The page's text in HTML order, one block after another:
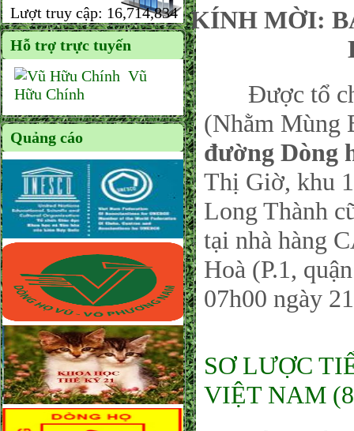
Lượt truy cập: 16,714,834
Hỗ trợ trực tuyến
Vũ
Hữu Chính
Quảng cáo
KÍNH MỜI:
Được tổ
(Nhằm Mùng
đường Dòng
Thị Giờ, khu
Long Thành
tại nhà hàng
Hoà (P.1,
07h00 ngày
SƠ LƯỢC
VIỆT NAM